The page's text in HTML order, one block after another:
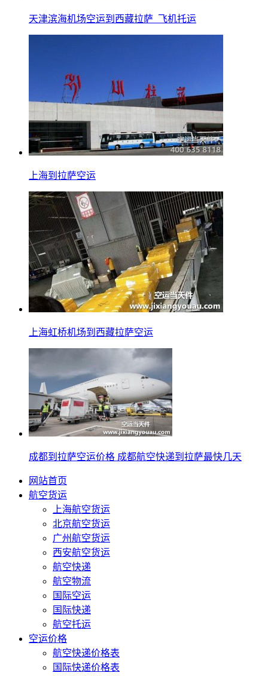
天津滨海机场空运到西藏拉萨_飞机托运
上海到拉萨空运
上海虹桥机场到西藏拉萨空运
成都到拉萨空运价格 成都航空快递到拉萨最快几天
网站首页
航空货运
上海航空货运
北京航空货运
广州航空货运
西安航空货运
航空快递
航空物流
国际空运
国际快递
航空托运
空运价格
航空快递价格表
国际快递价格表